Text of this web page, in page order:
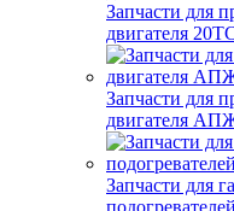
Запчасти для
двигателя
Запчасти для
двигателя
Запчасти для